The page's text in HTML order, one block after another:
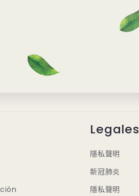
Legales
隱私聲明
新冠肺炎
隱私聲明